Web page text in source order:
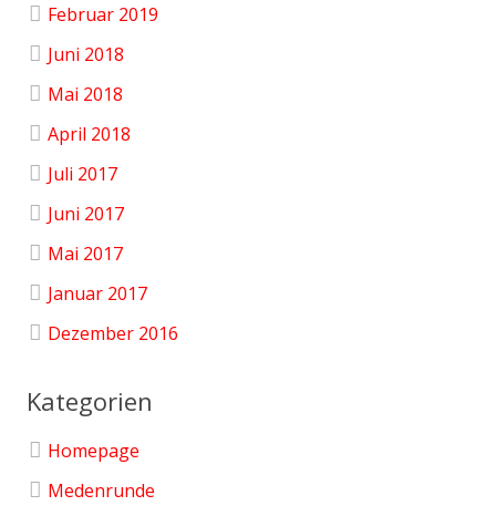
Februar 2019
Juni 2018
Mai 2018
April 2018
Juli 2017
Juni 2017
Mai 2017
Januar 2017
Dezember 2016
Kategorien
Homepage
Medenrunde